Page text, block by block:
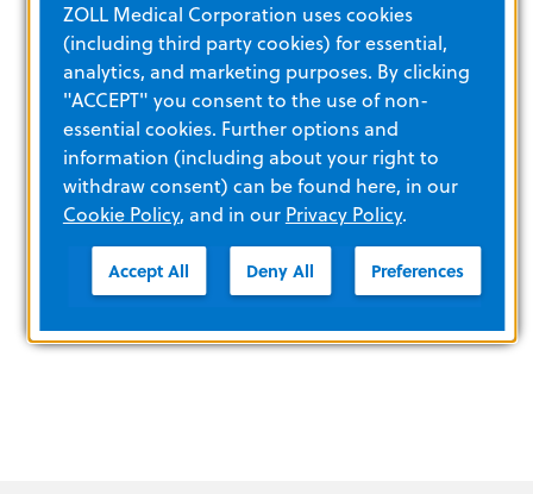
선명한 풀 컬러 구조 영상
견고한 설계, 1m 낙하 테스트
IP55 방수 방진 IP(침투 보호) 등급
자체 전원 상태를 보고할 수 있는 5년 수명 스
마트 배터리
성인 및 소아 구조를 위한 5년 수명 범용 CPR
Uni-padz electrodes
RescueNet® Event Summary를 통한 사후 지
포괄적인 자동 자가 테스트로 장치 준비 상태
보장
반자동 및 완전 자동 구성
ZOLL Medical Corporation uses cookies
(including third party cookies) for essential,
analytics, and marketing purposes. By clicking
"ACCEPT" you consent to the use of non-
essential cookies. Further options and
information (including about your right to
withdraw consent) can be found here, in our
Cookie Policy, and in our Privacy Policy.
Accept All Deny All Preferences